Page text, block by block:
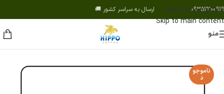
Skip to navigation
Skip to main content
09352200919 ارسال به سراسر کشور 🚚
منو
ناموجو
د